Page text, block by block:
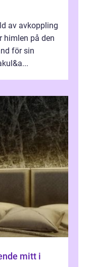
av avkoppling
himlen på den
för sin